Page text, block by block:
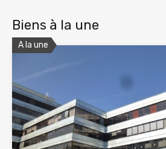
Biens à la une
A la une